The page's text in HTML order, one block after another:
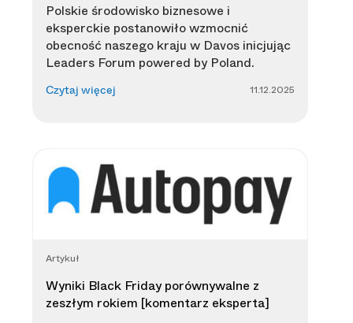
Polskie środowisko biznesowe i
eksperckie postanowiło wzmocnić
obecność naszego kraju w Davos inicjując
Leaders Forum powered by Poland.
Czytaj więcej 11.12.2025
Artykuł
Wyniki Black Friday porównywalne z
zeszłym rokiem [komentarz eksperta]